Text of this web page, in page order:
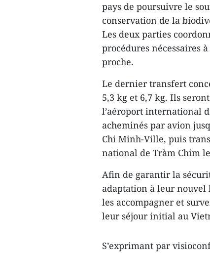
pays de poursuivre le
conservation de la
Les deux parties
procédures nécessaires
proche.
Le dernier transfert
5,3 kg et 6,7 kg. Ils
l’aéroport international
acheminés par avion
Chi Minh-Ville, puis
national de Tràm Chim
Afin de garantir la
adaptation à leur
les accompagner et
leur séjour initial au
S’exprimant par